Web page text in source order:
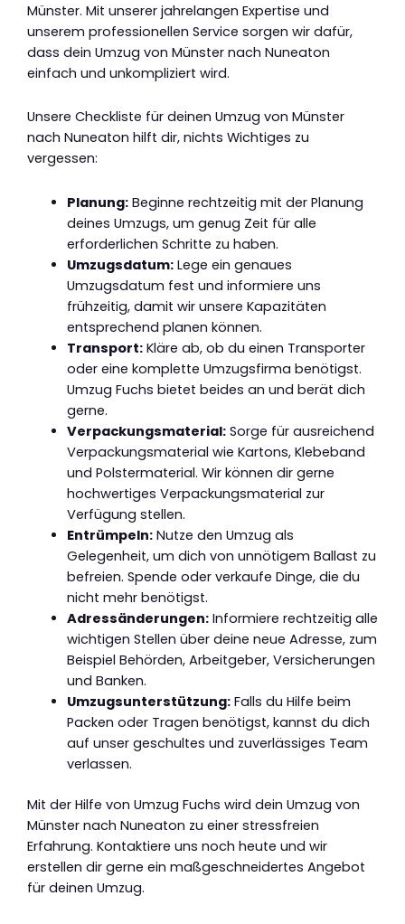
Münster. Mit unserer jahrelangen Expertise und
unserem professionellen Service sorgen wir dafür,
dass dein Umzug von Münster nach Nuneaton
einfach und unkompliziert wird.
Unsere Checkliste für deinen Umzug von Münster
nach Nuneaton hilft dir, nichts Wichtiges zu
vergessen:
Planung:Beginne rechtzeitig mit der Planung
deines Umzugs, um genug Zeit für alle
erforderlichen Schritte zu haben.
Umzugsdatum:Lege ein genaues
Umzugsdatum fest und informiere uns
frühzeitig, damit wir unsere Kapazitäten
entsprechend planen können.
Transport:Kläre ab, ob du einen Transporter
oder eine komplette Umzugsfirma benötigst.
Umzug Fuchs bietet beides an und berät dich
gerne.
Verpackungsmaterial:Sorge für ausreichend
Verpackungsmaterial wie Kartons, Klebeband
und Polstermaterial. Wir können dir gerne
hochwertiges Verpackungsmaterial zur
Verfügung stellen.
Entrümpeln:Nutze den Umzug als
Gelegenheit, um dich von unnötigem Ballast zu
befreien. Spende oder verkaufe Dinge, die du
nicht mehr benötigst.
Adressänderungen:Informiere rechtzeitig alle
wichtigen Stellen über deine neue Adresse, zum
Beispiel Behörden, Arbeitgeber, Versicherungen
und Banken.
Umzugsunterstützung:Falls du Hilfe beim
Packen oder Tragen benötigst, kannst du dich
auf unser geschultes und zuverlässiges Team
verlassen.
Mit der Hilfe von Umzug Fuchs wird dein Umzug von
Münster nach Nuneaton zu einer stressfreien
Erfahrung. Kontaktiere uns noch heute und wir
erstellen dir gerne ein maßgeschneidertes Angebot
für deinen Umzug.